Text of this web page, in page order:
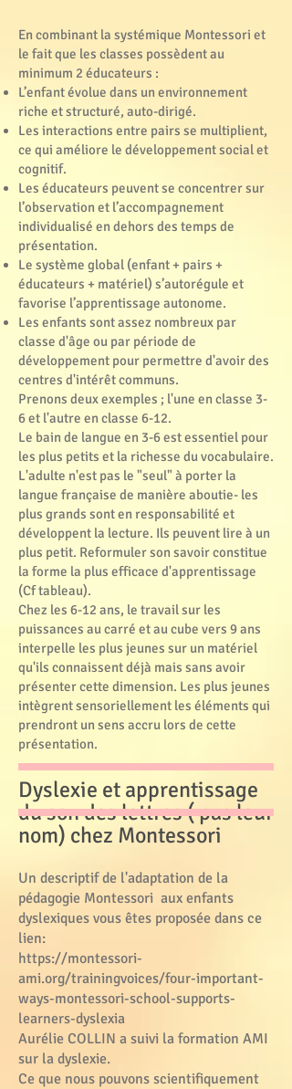
En combinant la systémique Montessori et
le fait que les classes possèdent au
minimum 2 éducateurs :
L’enfant évolue dans un environnement
riche et structuré, auto-dirigé.
Les interactions entre pairs se multiplient,
ce qui améliore le développement social et
cognitif.
Les éducateurs peuvent se concentrer sur
l’observation et l’accompagnement
individualisé en dehors des temps de
présentation.
Le système global (enfant + pairs +
éducateurs + matériel) s’autorégule et
favorise l’apprentissage autonome.
Les enfants sont assez nombreux par
classe d'âge ou par période de
développement pour permettre d'avoir des
centres d'intérêt communs.
Prenons deux exemples ; l'une en classe 3-
6 et l'autre en classe 6-12.
Le bain de langue en 3-6 est essentiel pour
les plus petits et la richesse du vocabulaire.
L'adulte n'est pas le "seul" à porter la
langue française de manière aboutie- les
plus grands sont en responsabilité et
développent la lecture. Ils peuvent lire à un
plus petit. Reformuler son savoir constitue
la forme la plus efficace d'apprentissage
(Cf tableau).
Chez les 6-12 ans, le travail sur les
puissances au carré et au cube vers 9 ans
interpelle les plus jeunes sur un matériel
qu'ils connaissent déjà mais sans avoir
présenter cette dimension. Les plus jeunes
intègrent sensoriellement les éléments qui
prendront un sens accru lors de cette
présentation.
Dyslexie ​et apprentissage
du son des lettres ( pas leur
nom) chez Montessori
Un descriptif de l'adaptation de la
pédagogie Montessori aux enfants
dyslexiques vous êtes proposée dans ce
lien:
https://montessori-
ami.org/trainingvoices/four-important-
ways-montessori-school-supports-
learners-dyslexia
Aurélie COLLIN a suivi la formation AMI
sur la dyslexie.
Ce que nous pouvons scientifiquement